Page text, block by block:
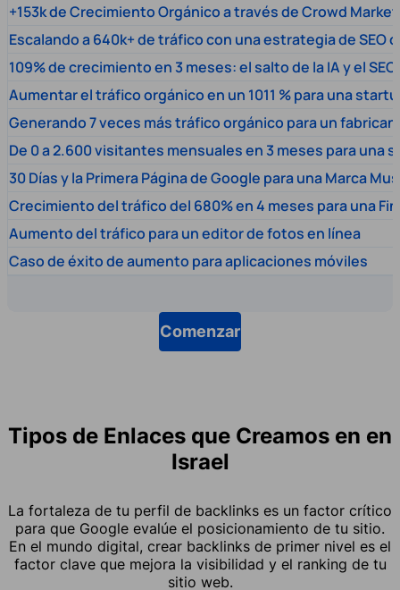
+153k de Crecimiento Orgánico a través de Crowd
Escalando a 640k+ de tráfico con una estrategia de SEO
109% de crecimiento en 3 meses: el salto de la IA y el SEO
Aumentar el tráfico orgánico en un 1011 % para una
Generando 7 veces más tráfico orgánico para un
De 0 a 2.600 visitantes mensuales en 3 meses para una
30 Días y la Primera Página de Google para una Marca
Crecimiento del tráfico del 680% en 4 meses para una
Aumento del tráfico para un editor de fotos en línea
Caso de éxito de aumento para aplicaciones móviles
Comenzar
Tipos de Enlaces que Creamos en en
Israel
La fortaleza de tu perfil de backlinks es un factor crítico
para que Google evalúe el posicionamiento de tu sitio.
En el mundo digital, crear backlinks de primer nivel es el
factor clave que mejora la visibilidad y el ranking de tu
sitio web.